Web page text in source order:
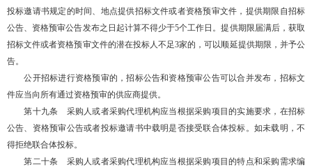
投标邀请书规定的时间、地点提供招标文件或者资格预审文件，提供期限自招标
公告、资格预审公告发布之日起计算不得少于5个工作日。提供期限届满后，获取
招标文件或者资格预审文件的潜在投标人不足3家的，可以顺延提供期限，并予公
告。
公开招标进行资格预审的，招标公告和资格预审公告可以合并发布，招标文
件应当向所有通过资格预审的供应商提供。
第十九条 采购人或者采购代理机构应当根据采购项目的实施要求，在招标
公告、资格预审公告或者投标邀请书中载明是否接受联合体投标。如未载明，不
得拒绝联合体投标。
第二十条 采购人或者采购代理机构应当根据采购项目的特点和采购需求编